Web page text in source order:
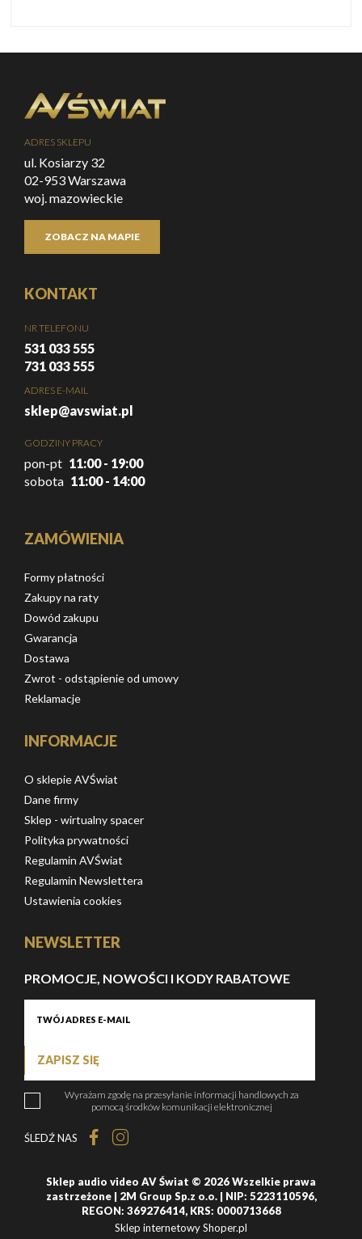
ADRES SKLEPU
ul. Kosiarzy 32
02-953 Warszawa
woj. mazowieckie
ZOBACZ NA MAPIE
KONTAKT
NR TELEFONU
531 033 555
731 033 555
ADRES E-MAIL
sklep@avswiat.pl
GODZINY PRACY
pon-pt 11:00 - 19:00
sobota 11:00 - 14:00
ZAMÓWIENIA
Formy płatności
Zakupy na raty
Dowód zakupu
Gwarancja
Dostawa
Zwrot - odstąpienie od umowy
Reklamacje
INFORMACJE
O sklepie AVŚwiat
Dane firmy
Sklep - wirtualny spacer
Polityka prywatności
Regulamin AVŚwiat
Regulamin Newslettera
Ustawienia cookies
NEWSLETTER
PROMOCJE, NOWOŚCI I KODY RABATOWE
ZAPISZ SIĘ
Wyrażam zgodę na przesyłanie informacji handlowych za
pomocą środków komunikacji elektronicznej
ŚLEDŹ NAS
Sklep audio video AV Świat © 2026 Wszelkie prawa
zastrzeżone | 2M Group Sp.z o.o. | NIP: 5223110596,
REGON: 369276414, KRS: 0000713668
Sklep internetowy Shoper.pl